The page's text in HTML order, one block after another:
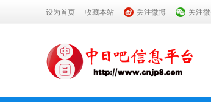
设为首页 收藏本站 关注微博 关注